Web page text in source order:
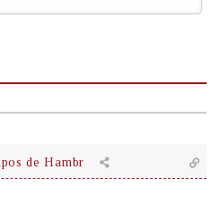
de Hambr